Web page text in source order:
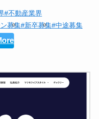
#不動産業界
募集#新卒募集#中途募集